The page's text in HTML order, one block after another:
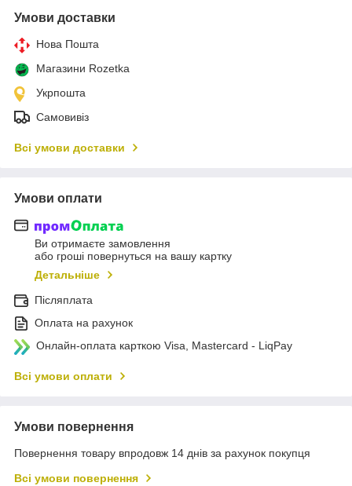
Умови доставки
Нова Пошта
Магазини Rozetka
Укрпошта
Самовивіз
Всі умови доставки
Умови оплати
Ви отримаєте замовлення
або гроші повернуться на вашу картку
Детальніше
Післяплата
Оплата на рахунок
Онлайн-оплата карткою Visa, Mastercard - LiqPay
Всі умови оплати
Умови повернення
Повернення товару впродовж 14 днів за рахунок покупця
Всі умови повернення